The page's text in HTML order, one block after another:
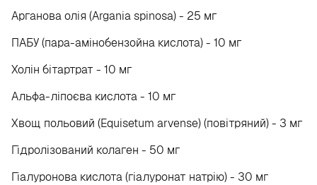
Арганова олія (Argania spinosa) - 25 мг
ПАБУ (пара-амінобензойна кислота) - 10 мг
Холін бітартрат - 10 мг
Альфа-ліпоєва кислота - 10 мг
Хвощ польовий (Equisetum arvense) (повітряний) - 3 мг
Гідролізований колаген - 50 мг
Гіалуронова кислота (гіалуронат натрію) - 30 мг